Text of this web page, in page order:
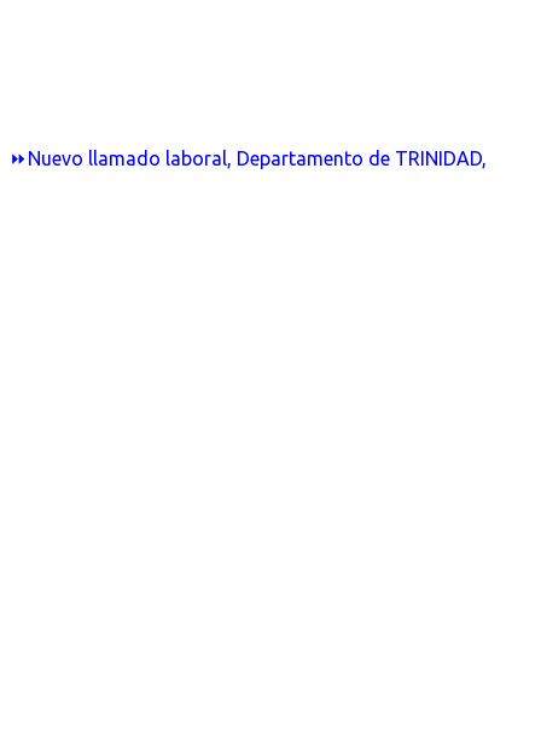
⏩Nuevo llamado laboral, Departamento de TRINIDAD,